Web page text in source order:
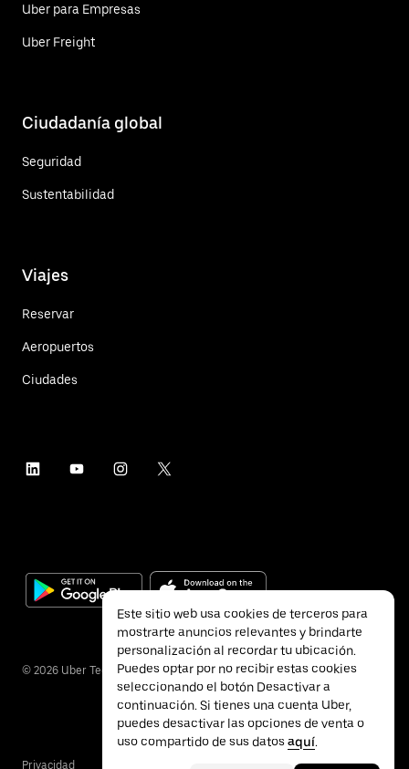
Uber para Empresas
Uber Freight
Ciudadanía global
Seguridad
Sustentabilidad
Viajes
Reservar
Aeropuertos
Ciudades
© 2026 Uber Technologies Inc.
Privacidad
Este sitio web usa cookies de terceros para
mostrarte anuncios relevantes y brindarte
personalización al recordar tu ubicación.
Puedes optar por no recibir estas cookies
seleccionando el botón Desactivar a
continuación. Si tienes una cuenta Uber,
puedes desactivar las opciones de venta o
uso compartido de sus datos aquí.